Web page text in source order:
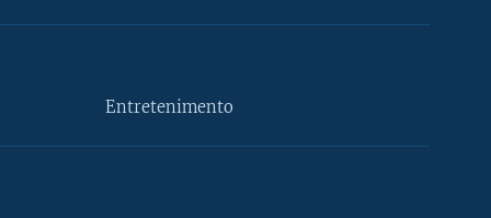
Entretenimento